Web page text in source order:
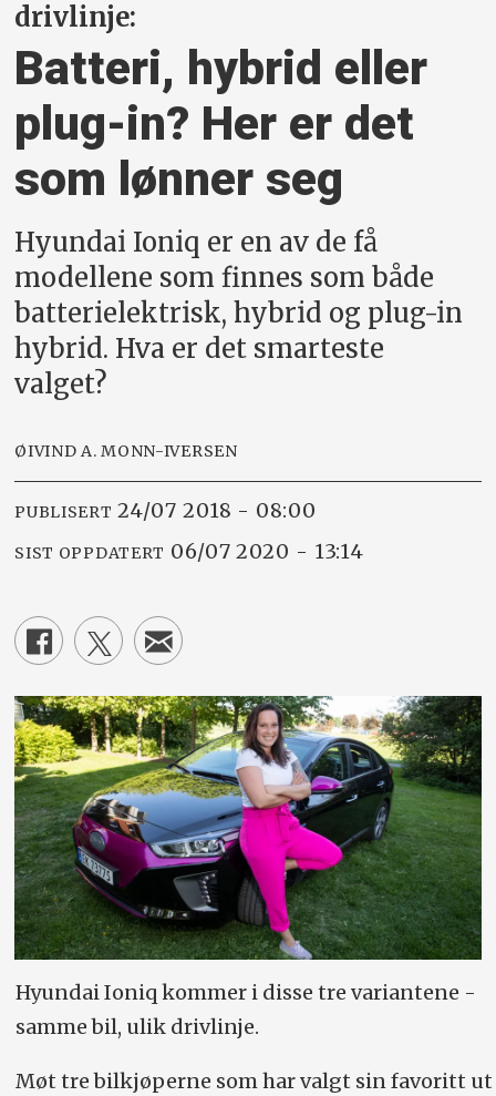
drivlinje:
Batteri, hybrid eller
plug-in? Her er det
som lønner seg
Hyundai Ioniq er en av de få
modellene som finnes som både
batterielektrisk, hybrid og plug-in
hybrid. Hva er det smarteste
valget?
ØIVIND A. MONN-IVERSEN
PUBLISERT 24/07 2018 - 08:00
SIST OPPDATERT 06/07 2020 - 13:14
Hyundai Ioniq kommer i disse tre variantene -
samme bil, ulik drivlinje.
Møt tre bilkjøperne som har valgt sin favoritt ut